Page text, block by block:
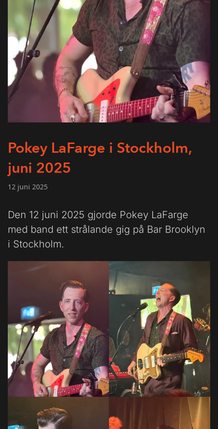
Pokey LaFarge i Stockholm,
juni 2025
12 juni 2025
Den 12 juni 2025 gjorde Pokey LaFarge
med band ett strålande gig på Bar Brooklyn
i Stockholm.